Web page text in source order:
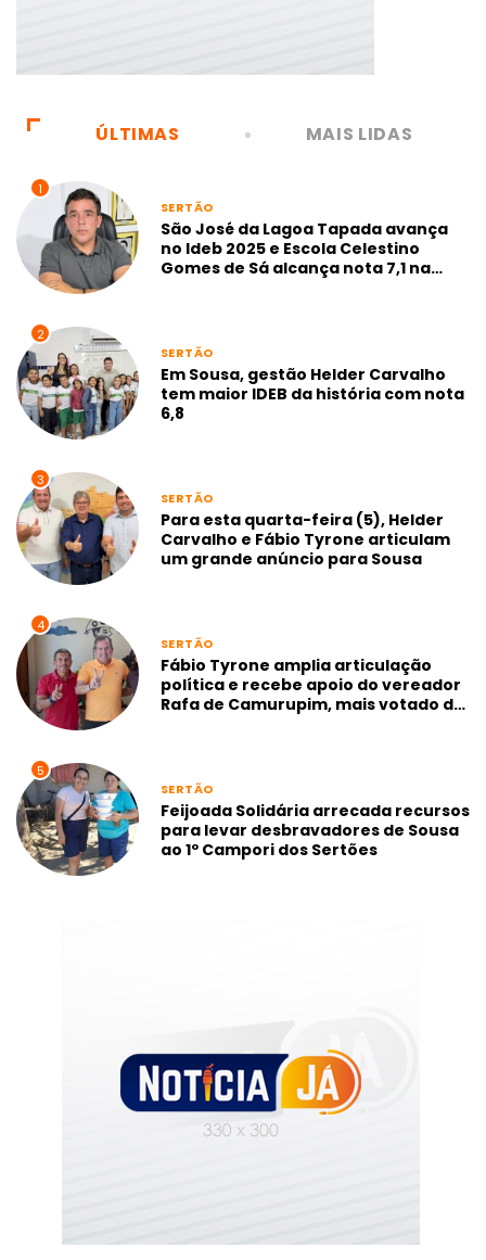
ÚLTIMAS MAIS LIDAS
1
SERTÃO
São José da Lagoa Tapada avança
no Ideb 2025 e Escola Celestino
Gomes de Sá alcança nota 7,1 na
2
SERTÃO
Em Sousa, gestão Helder Carvalho
tem maior IDEB da história com nota
6,8
3
SERTÃO
Para esta quarta-feira (5), Helder
Carvalho e Fábio Tyrone articulam
um grande anúncio para Sousa
4
SERTÃO
Fábio Tyrone amplia articulação
política e recebe apoio do vereador
Rafa de Camurupim, mais votado de
5
SERTÃO
Feijoada Solidária arrecada recursos
para levar desbravadores de Sousa
ao 1º Campori dos Sertões